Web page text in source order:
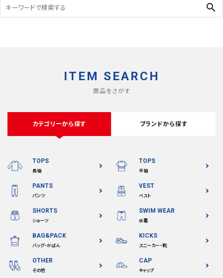
search
ITEM SEARCH
商品をさがす
カテゴリーから探す ブランドから探す
TOPS
長袖
TOPS
半袖
PANTS
パンツ
VEST
ベスト
SHORTS
ショーツ
SWIM WEAR
水着
BAG&PACK
バッグ・かばん
KICKS
スニーカー・靴
OTHER
その他
CAP
キャップ